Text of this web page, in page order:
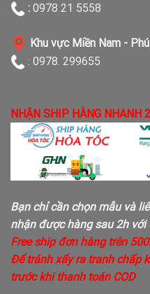
: 0978 21 5558
Khu vực Miền Nam -
: 0978. 299655
NHẬN SHIP HÀNG NHANH
Bạn chỉ cần chọn mẫu và
nhận được hàng sau 2h
Free ship đơn hàng trên
Để tránh xẩy ra tranh chấp
trước khi thanh toán COD